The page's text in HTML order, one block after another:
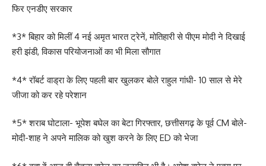
फिर एनडीए सरकार
*3* बिहार को मिलीं 4 नई अमृत भारत ट्रेनें, मोतिहारी से पीएम मोदी ने दिखाई
हरी झंडी, विकास परियोजनाओं का भी मिला सौगात
*4* रॉबर्ट वाड्रा के लिए पहली बार खुलकर बोले राहुल गांधी- 10 साल से मेरे
जीजा को कर रहे परेशान
*5* शराब घोटाला- भूपेश बघेल का बेटा गिरफ्तार, छत्तीसगढ़ के पूर्व CM बोले-
मोदी-शाह ने अपने मालिक को खुश करने के लिए ED को भेजा